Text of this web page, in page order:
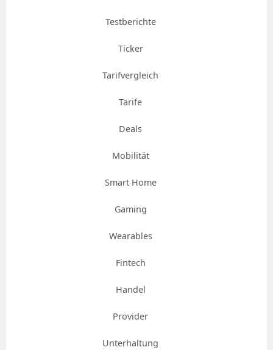
Testberichte
Ticker
Tarifvergleich
Tarife
Deals
Mobilität
Smart Home
Gaming
Wearables
Fintech
Handel
Provider
Unterhaltung